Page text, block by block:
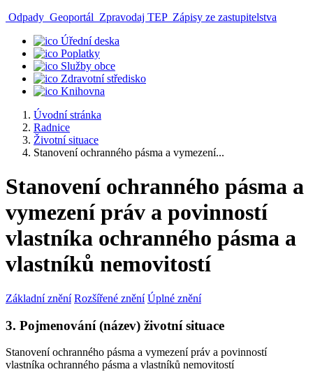
Odpady Geoportál Zpravodaj TEP Zápisy ze zastupitelstva
Úřední deska
Poplatky
Služby obce
Zdravotní středisko
Knihovna
Úvodní stránka
Radnice
Životní situace
Stanovení ochranného pásma a vymezení...
Stanovení ochranného pásma a
vymezení práv a povinností
vlastníka ochranného pásma a
vlastníků nemovitostí
Základní znění Rozšířené znění Úplné znění
3. Pojmenování (název) životní situace
Stanovení ochranného pásma a vymezení práv a povinností
vlastníka ochranného pásma a vlastníků nemovitostí